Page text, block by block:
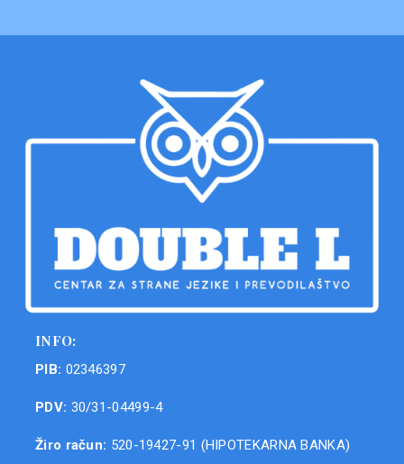
INFO:
PIB: 02346397
PDV: 30/31-04499-4
Žiro račun: 520-19427-91 (HIPOTEKARNA BANKA)